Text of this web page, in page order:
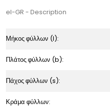
el-GR - Description
Μήκος φύλλων (l):
Πλάτος φύλλων (b):
Πάχος φύλλων (s):
Κράμα φύλλων: